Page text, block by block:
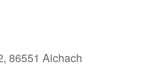
86551 Aichach